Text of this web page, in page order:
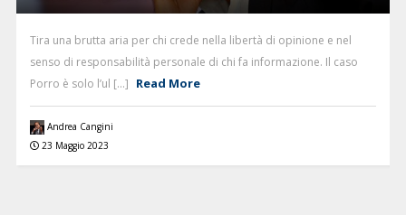
Tira una brutta aria per chi crede nella libertà di opinione e nel
senso di responsabilità personale di chi fa informazione. Il caso
Porro è solo l’ul [...] Read More
Andrea Cangini
23 Maggio 2023